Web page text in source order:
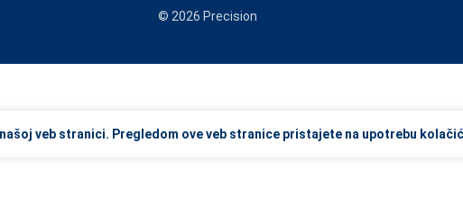
© 2026 Precision
veb stranici. Pregledom ove veb stranice pristajete na upotrebu